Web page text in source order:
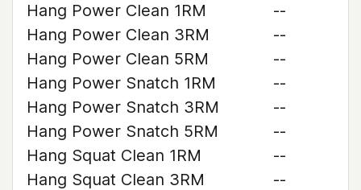
Hang Power Clean 1RM
--
Hang Power Clean 3RM
--
Hang Power Clean 5RM
--
Hang Power Snatch 1RM
--
Hang Power Snatch 3RM
--
Hang Power Snatch 5RM
--
Hang Squat Clean 1RM
--
Hang Squat Clean 3RM
--